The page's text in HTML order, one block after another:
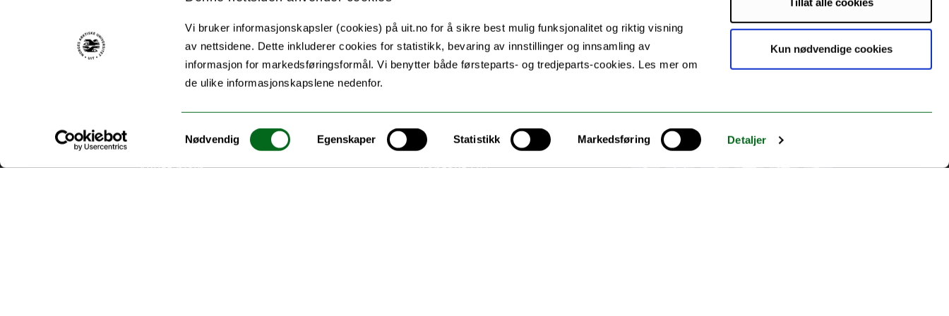
Vi bruker informasjonskapsler (cookies) på uit.no for å sikre best mulig funksjonalitet og riktig visning
av nettsidene. Dette inkluderer cookies for statistikk, bevaring av innstillinger og innsamling av
informasjon for markedsføringsformål. Vi benytter både førsteparts- og tredjeparts-cookies. Les mer om
de ulike informasjonskapslene nedenfor.
Samtykkevalg
Nødvendig Egenskaper Statistikk Markedsføring Detaljer
Kun nødvendige cookies
Broderstad, Else Grete
Akutt hjelp
Kontakt UiT